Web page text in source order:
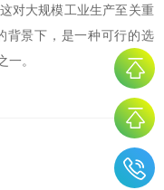
对大规模工业生产至关重
背景下，是一种可行的选
一。